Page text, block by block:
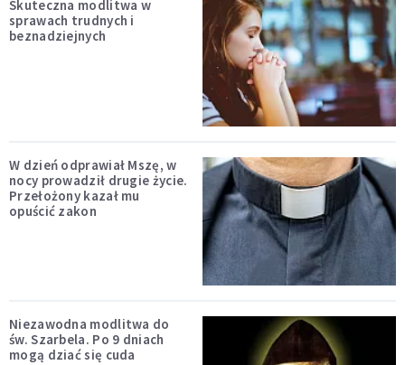
Skuteczna modlitwa w
sprawach trudnych i
beznadziejnych
W dzień odprawiał Mszę, w
nocy prowadził drugie życie.
Przełożony kazał mu
opuścić zakon
Niezawodna modlitwa do
św. Szarbela. Po 9 dniach
mogą dziać się cuda